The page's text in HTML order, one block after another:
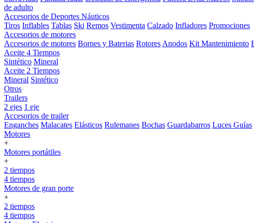
de adulto
Accesorios de Deportes Náuticos
Tiros Inflables Tablas Ski Remos Vestimenta Calzado Infladores Promociones
Accesorios de motores
Accesorios de motores Bornes y Baterias Rotores Anodos Kit Mantenimiento
Aceite 4 Tiempos
Sintético Mineral
Aceite 2 Tiempos
Mineral Sintético
Otros
Trailers
2 ejes 1 eje
Accesorios de trailer
Enganches Malacates Elásticos Rulemanes Bochas Guardabarros Luces Guías
Motores
+
Motores portátiles
+
2 tiempos
4 tiempos
Motores de gran porte
+
2 tiempos
4 tiempos